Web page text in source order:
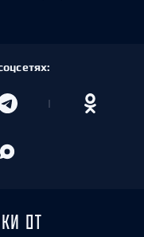
ОТ